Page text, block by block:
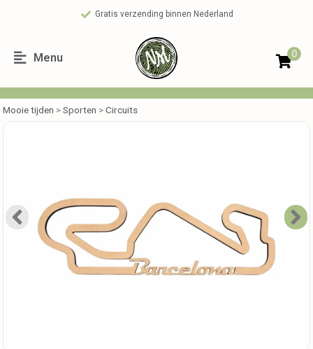
Gratis verzending binnen Nederland
Menu 0
Mooie tijden >Sporten >Circuits